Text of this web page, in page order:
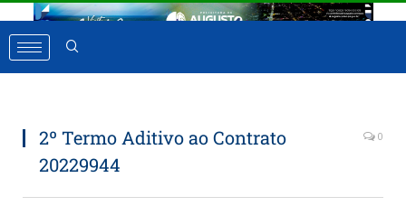
2º Termo Aditivo ao Contrato
20229944
0